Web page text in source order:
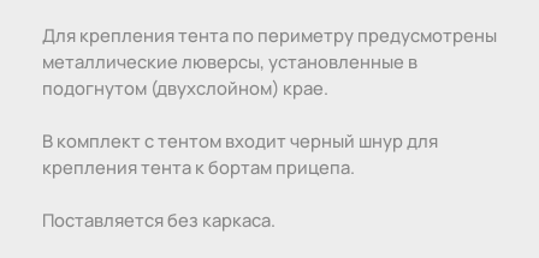
Для крепления тента по периметру предусмотрены
металлические люверсы, установленные в
подогнутом (двухслойном) крае.
В комплект с тентом входит черный шнур для
крепления тента к бортам прицепа.
Поставляется без каркаса.